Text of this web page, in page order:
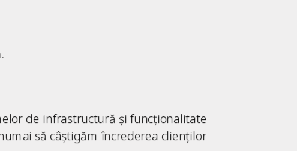
de infrastructură și funcționalitate
să câștigăm încrederea clienților